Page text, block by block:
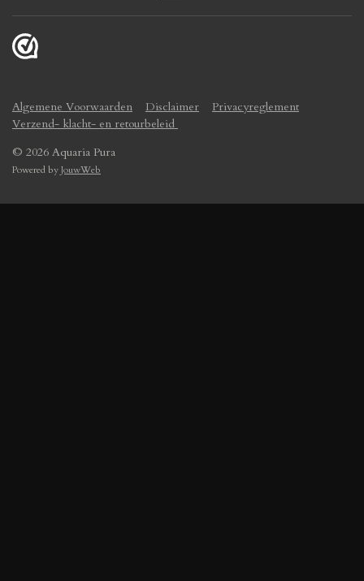
Algemene Voorwaarden Disclaimer
Privacyreglement
Verzend- klacht- en retourbeleid
© 2026 Aquaria Pura
Powered byJouwWeb